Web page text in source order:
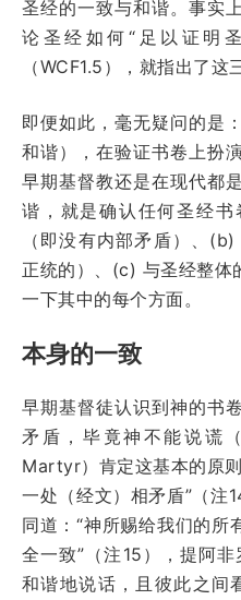
圣经的一致与和谐。事实
论圣经如何“足以证明
（WCF1.5），就指出了这
即便如此，毫无疑问的是
和谐），在验证书卷上扮
早期基督教还是在现代都
谐，就是确认任何圣经
（即没有内部矛盾）、
正统的）、(c) 与圣经整体
一下其中的每个方面。
本身的一致
早期基督徒认识到神的书
矛盾，毕竟神不能说谎（
Martyr）肯定这基本的原
一处（经文）相矛盾”（注
同道：“神所赐给我们的所
全一致”（注15），提阿
和谐地说话，且彼此之间